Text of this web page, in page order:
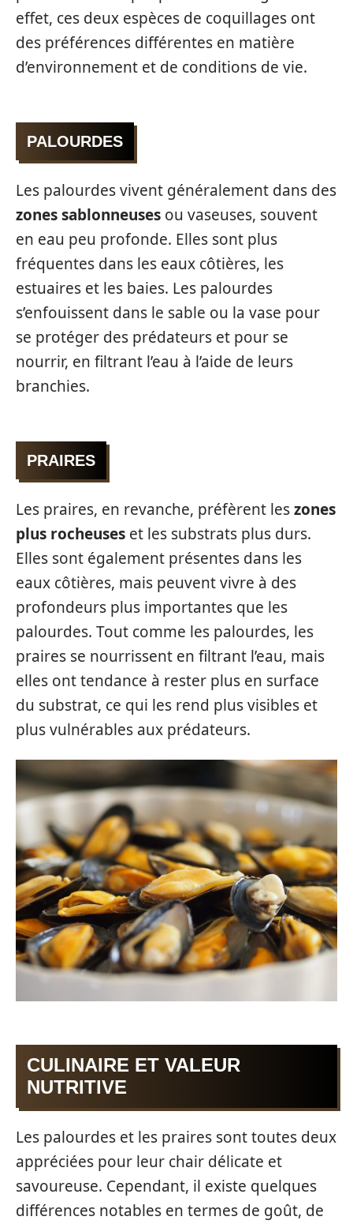
effet, ces deux espèces de coquillages ont
des préférences différentes en matière
d’environnement et de conditions de vie.
PALOURDES
Les palourdes vivent généralement dans des
zones sablonneuses ou vaseuses, souvent
en eau peu profonde. Elles sont plus
fréquentes dans les eaux côtières, les
estuaires et les baies. Les palourdes
s’enfouissent dans le sable ou la vase pour
se protéger des prédateurs et pour se
nourrir, en filtrant l’eau à l’aide de leurs
branchies.
PRAIRES
Les praires, en revanche, préfèrent leszones
plus rocheuses et les substrats plus durs.
Elles sont également présentes dans les
eaux côtières, mais peuvent vivre à des
profondeurs plus importantes que les
palourdes. Tout comme les palourdes, les
praires se nourrissent en filtrant l’eau, mais
elles ont tendance à rester plus en surface
du substrat, ce qui les rend plus visibles et
plus vulnérables aux prédateurs.
CULINAIRE ET VALEUR
NUTRITIVE
Les palourdes et les praires sont toutes deux
appréciées pour leur chair délicate et
savoureuse. Cependant, il existe quelques
différences notables en termes de goût, de